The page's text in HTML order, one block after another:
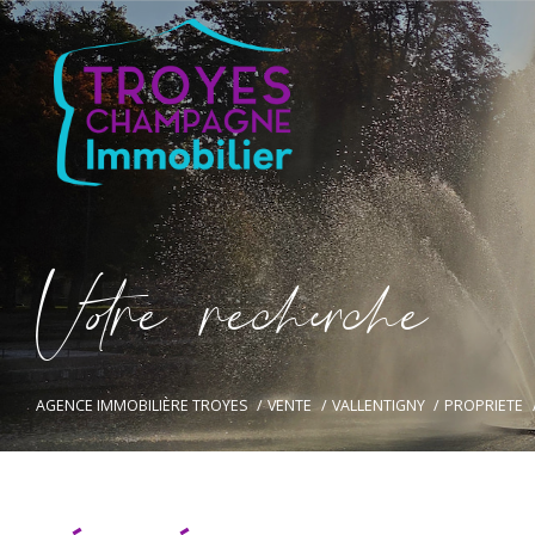
Vore recece
AGENCE IMMOBILIÈRE TROYES VENTE VALLENTIGNY PROPRIETE